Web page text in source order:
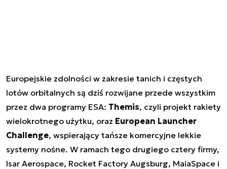
Europejskie zdolności w zakresie tanich i częstych
lotów orbitalnych są dziś rozwijane przede wszystkim
przez dwa programy ESA: Themis, czyli projekt rakiety
wielokrotnego użytku, oraz European Launcher
Challenge, wspierający tańsze komercyjne lekkie
systemy nośne. W ramach tego drugiego cztery firmy,
Isar Aerospace, Rocket Factory Augsburg, MaiaSpace i